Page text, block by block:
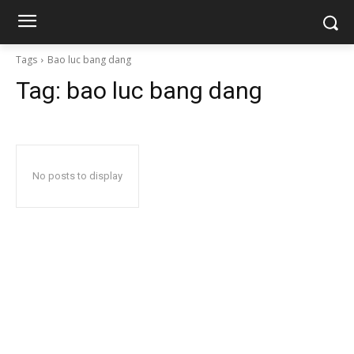
Tags Bao luc bang dang
Tag: bao luc bang dang
No posts to display